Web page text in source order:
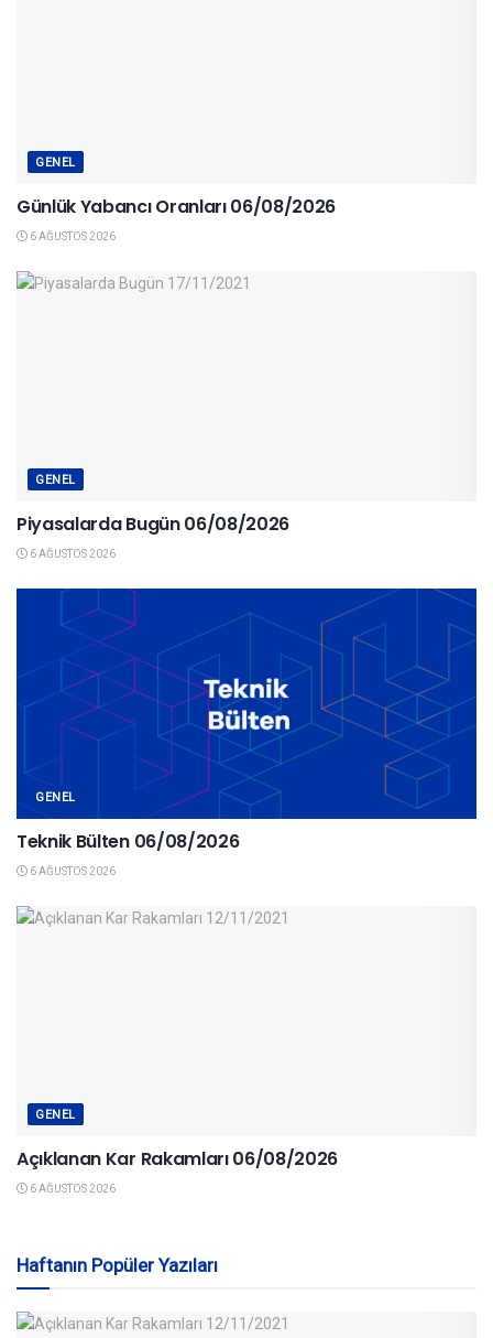
GENEL
Günlük Yabancı Oranları 06/08/2026
6 AĞUSTOS 2026
GENEL
Piyasalarda Bugün 06/08/2026
6 AĞUSTOS 2026
GENEL
Teknik Bülten 06/08/2026
6 AĞUSTOS 2026
GENEL
Açıklanan Kar Rakamları 06/08/2026
6 AĞUSTOS 2026
Haftanın Popüler Yazıları